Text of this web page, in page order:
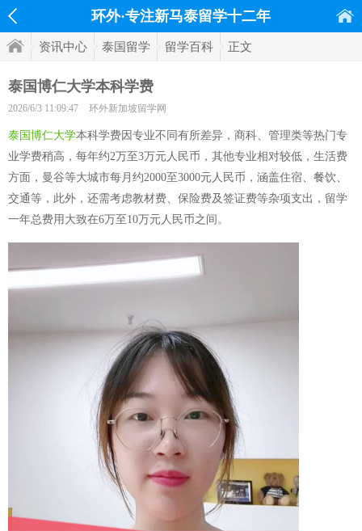
环外·专注新马泰留学十二年
资讯中心 泰国留学 留学百科 正文
泰国博仁大学本科学费
2026/6/3 11:09:47 环外新加坡留学网
泰国博仁大学本科学费因专业不同有所差异，商科、管理类等热门专
业学费稍高，每年约2万至3万元人民币，其他专业相对较低，生活费
方面，曼谷等大城市每月约2000至3000元人民币，涵盖住宿、餐饮、
交通等，此外，还需考虑教材费、保险费及签证费等杂项支出，留学
一年总费用大致在6万至10万元人民币之间。